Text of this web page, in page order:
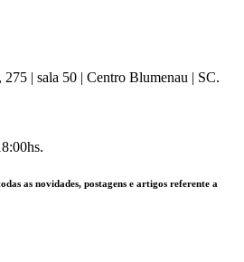
| sala 50 | Centro Blumenau | SC.
as novidades, postagens e artigos referente a